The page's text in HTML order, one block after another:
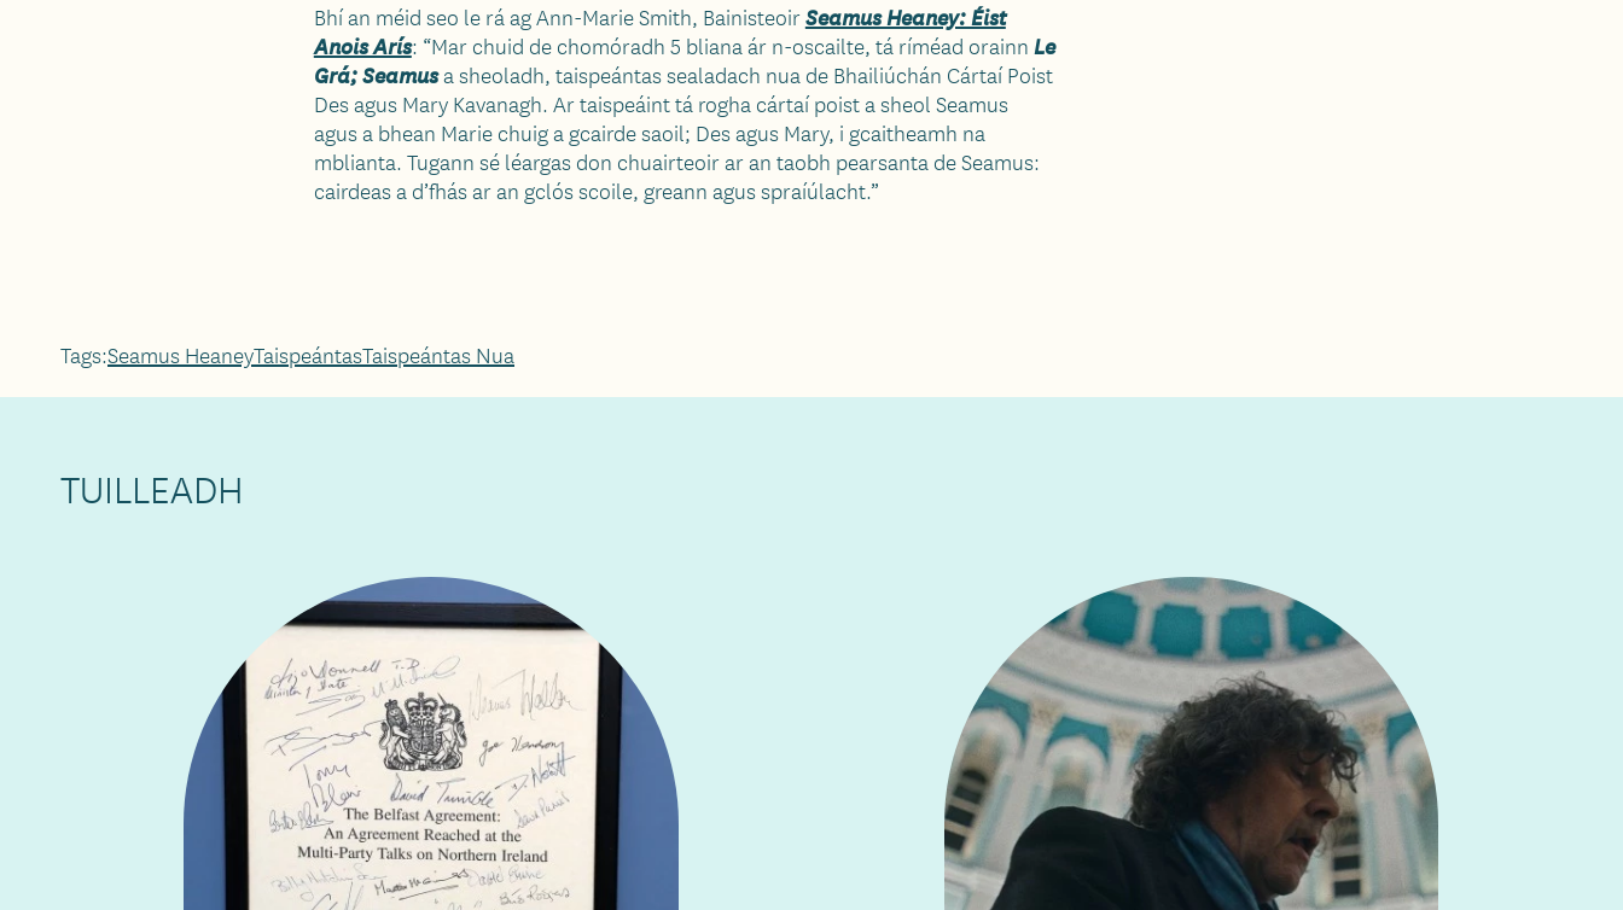
Bhí an méid seo le rá ag Ann-Marie Smith, BainisteoirSeamus Heaney: Éist
Anois Arís: “Mar chuid de chomóradh 5 bliana ár n-oscailte, tá ríméad orainn Le
Grá; Seamusa sheoladh, taispeántas sealadach nua de Bhailiúchán Cártaí Poist
Des agus Mary Kavanagh. Ar taispeáint tá rogha cártaí poist a sheol Seamus
agus a bhean Marie chuig a gcairde saoil; Des agus Mary, i gcaitheamh na
mblianta. Tugann sé léargas don chuairteoir ar an taobh pearsanta de Seamus:
cairdeas a d’fhás ar an gclós scoile, greann agus spraíúlacht.”
Tags:Seamus HeaneyTaispeántasTaispeántas Nua
TUILLEADH